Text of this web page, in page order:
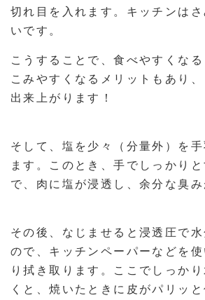
切れ目を入れます。キッチンはさ
いです。
こうすることで、食べやすくな
こみやすくなるメリットもあり、
出来上がります！
そして、塩を少々（分量外）を
ます。このとき、手でしっかり
で、肉に塩が浸透し、余分な臭み
その後、なじませると浸透圧で
ので、キッチンペーパーなどを
り拭き取ります。ここでしっか
くと、焼いたときに皮がパリッと